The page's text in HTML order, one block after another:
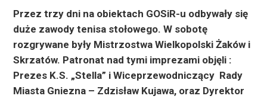
Przez trzy dni na obiektach GOSiR-u odbywały się
duże zawody tenisa stołowego. W sobotę
rozgrywane były Mistrzostwa Wielkopolski Żaków i
Skrzatów. Patronat nad tymi imprezami objęli :
Prezes K.S. „Stella” i Wiceprzewodniczący Rady
Miasta Gniezna – Zdzisław Kujawa, oraz Dyrektor